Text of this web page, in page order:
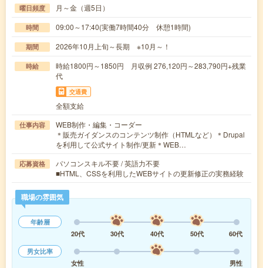
曜日頻度 月～金（週5日）
時間 09:00～17:40(実働7時間40分 休憩1時間)
期間 2026年10月上旬～長期 ※10月～！
時給
時給1800円～1850円 月収例 276,120円～283,790円+残業
代
交通費
全額支給
仕事内容
WEB制作・編集・コーダー
＊販売ガイダンスのコンテンツ制作（HTMLなど）＊Drupal
を利用して公式サイト制作/更新＊WEB…
応募資格
パソコンスキル不要 / 英語力不要
■HTML、CSSを利用したWEBサイトの更新修正の実務経験
職場の雰囲気
年齢層
20代
30代 40代 50代
60代
男女比率
女性
男性